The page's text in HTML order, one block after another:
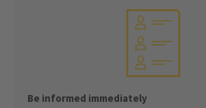
Be informed immediately